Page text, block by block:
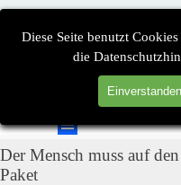
Diese Seite benutzt
die
Einverstanden
Direkt zum Seiteninhalt
Der Mensch muss auf
Paket